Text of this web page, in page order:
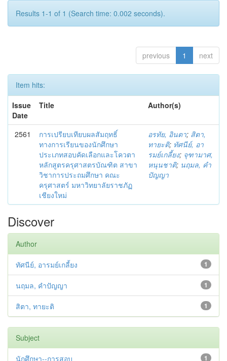
Results 1-1 of 1 (Search time: 0.002 seconds).
previous 1 next
Item hits:
Issue
Date
Title Author(s)
2561
การเปรียบเทียบผลสัมฤทธิ์
ทางการเรียนของนักศึกษา
ประเภทสอบคัดเลือกและโควตา
หลักสูตรครุศาสตรบัณฑิต สาขา
วิชาการประถมศึกษา คณะ
ครุศาสตร์ มหาวิทยาลัยราชภัฏ
เชียงใหม่
อรทัย, อินตา; สิตา,
ทายะติ; ทัศนีย์, อา
รมย์เกลี้ยง; จุฑามาศ,
หนุนชาติ; นฤมล, คำ
ปัญญา
Discover
Author
1
ทัศนีย์, อารมย์เกลี้ยง
1
นฤมล, คำปัญญา
1
สิตา, ทายะติ
Subject
1
นักศึกษา--การสอบ